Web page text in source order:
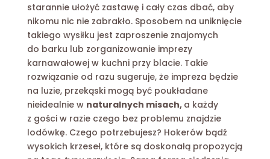
starannie ułożyć zastawę i cały czas dbać, aby
nikomu nic nie zabrakło. Sposobem na uniknięcie
takiego wysiłku jest zaproszenie znajomych
do barku lub zorganizowanie imprezy
karnawałowej w kuchni przy blacie. Takie
rozwiązanie od razu sugeruje, że impreza będzie
na luzie, przekąski mogą być poukładane
nieidealnie w naturalnych misach, a każdy
z gości w razie czego bez problemu znajdzie
lodówkę. Czego potrzebujesz? Hokerów bądź
wysokich krzeseł, które są doskonałą propozycją